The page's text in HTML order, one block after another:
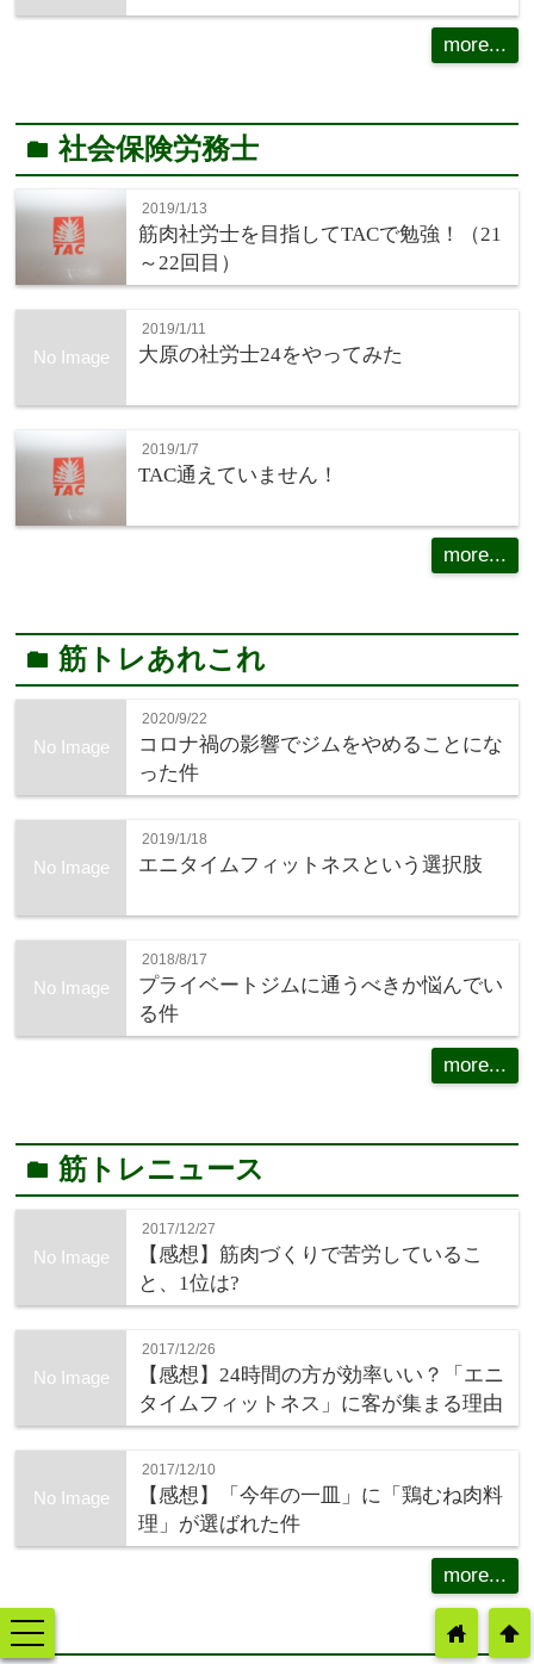
more...
folder社会保険労務士
2019/1/13
筋肉社労士を目指してTACで勉強！（21
～22回目）
No Image
2019/1/11
大原の社労士24をやってみた
2019/1/7
TAC通えていません！
more...
folder筋トレあれこれ
No Image
2020/9/22
コロナ禍の影響でジムをやめることにな
った件
No Image
2019/1/18
エニタイムフィットネスという選択肢
No Image
2018/8/17
プライベートジムに通うべきか悩んでい
る件
more...
folder筋トレニュース
No Image
2017/12/27
【感想】筋肉づくりで苦労しているこ
と、1位は?
No Image
2017/12/26
【感想】24時間の方が効率いい？「エニ
タイムフィットネス」に客が集まる理由
No Image
2017/12/10
【感想】「今年の一皿」に「鶏むね肉料
理」が選ばれた件
more...
toggle
navigation
arrowup
home